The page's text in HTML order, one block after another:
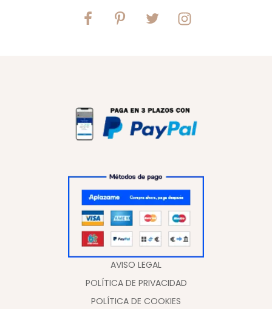
AVISO LEGAL
POLÍTICA DE PRIVACIDAD
POLÍTICA DE COOKIES